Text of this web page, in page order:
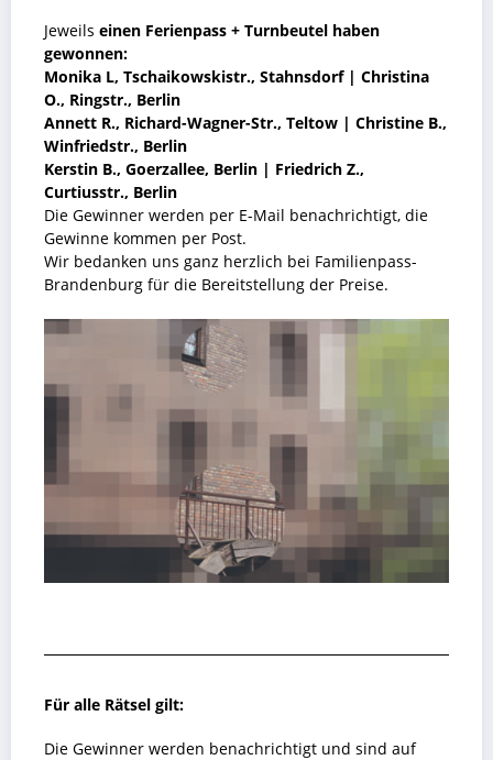
Jeweils einen Ferienpass + Turnbeutel haben
gewonnen:
Monika L, Tschaikowskistr., Stahnsdorf | Christina
O., Ringstr., Berlin
Annett R., Richard-Wagner-Str., Teltow | Christine B.,
Winfriedstr., Berlin
Kerstin B., Goerzallee, Berlin | Friedrich Z.,
Curtiusstr., Berlin
Die Gewinner werden per E-Mail benachrichtigt, die
Gewinne kommen per Post.
Wir bedanken uns ganz herzlich bei Familienpass-
Brandenburg für die Bereitstellung der Preise.
Für alle Rätsel gilt:
Die Gewinner werden benachrichtigt und sind auf